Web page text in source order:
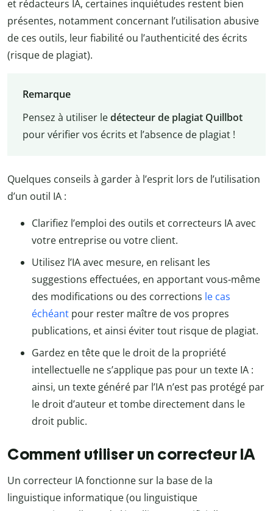
et rédacteurs IA, certaines inquiétudes restent bien
présentes, notamment concernant l’utilisation abusive
de ces outils, leur fiabilité ou l’authenticité des écrits
(risque de plagiat).
Remarque
Pensez à utiliser ledétecteur de plagiat Quillbot
pour vérifier vos écrits et l’absence de plagiat !
Quelques conseils à garder à l’esprit lors de l’utilisation
d’un outil IA :
Clarifiez l’emploi des outils et correcteurs IA avec
votre entreprise ou votre client.
Utilisez l’IA avec mesure, en relisant les
suggestions effectuées, en apportant vous-même
des modifications ou des corrections le cas
échéant pour rester maître de vos propres
publications, et ainsi éviter tout risque de plagiat.
Gardez en tête que le droit de la propriété
intellectuelle ne s’applique pas pour un texte IA :
ainsi, un texte généré par l’IA n’est pas protégé par
le droit d’auteur et tombe directement dans le
droit public.
Comment utiliser un correcteur IA
Un correcteur IA fonctionne sur la base de la
linguistique informatique (ou linguistique